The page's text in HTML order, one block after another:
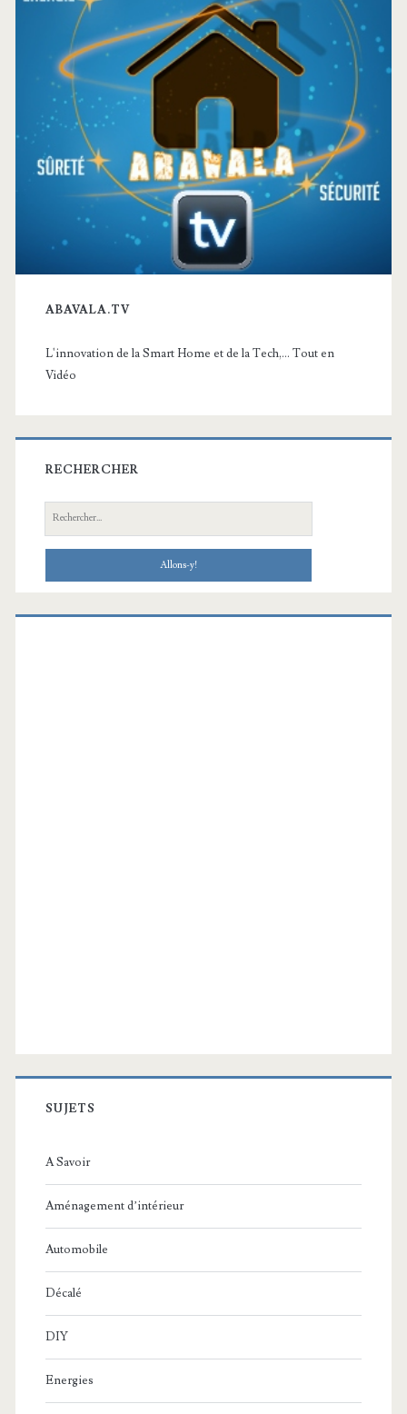
ABAVALA.TV
L'innovation de la Smart Home et de la Tech,... Tout en
Vidéo
RECHERCHER
Recherche:
SUJETS
A Savoir
Aménagement d’intérieur
Automobile
Décalé
DIY
Energies